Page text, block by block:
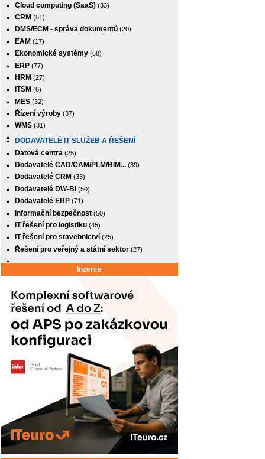
Cloud computing (SaaS) (33)
CRM (51)
DMS/ECM - správa dokumentů (20)
EAM (17)
Ekonomické systémy (68)
ERP (77)
HRM (27)
ITSM (6)
MES (32)
Řízení výroby (37)
WMS (31)
DODAVATELÉ IT SLUŽEB A ŘEŠENÍ
Datová centra (25)
Dodavatelé CAD/CAM/PLM/BIM... (39)
Dodavatelé CRM (33)
Dodavatelé DW-BI (50)
Dodavatelé ERP (71)
Informační bezpečnost (50)
IT řešení pro logistiku (45)
IT řešení pro stavebnictví (25)
Řešení pro veřejný a státní sektor (27)
Inzerce